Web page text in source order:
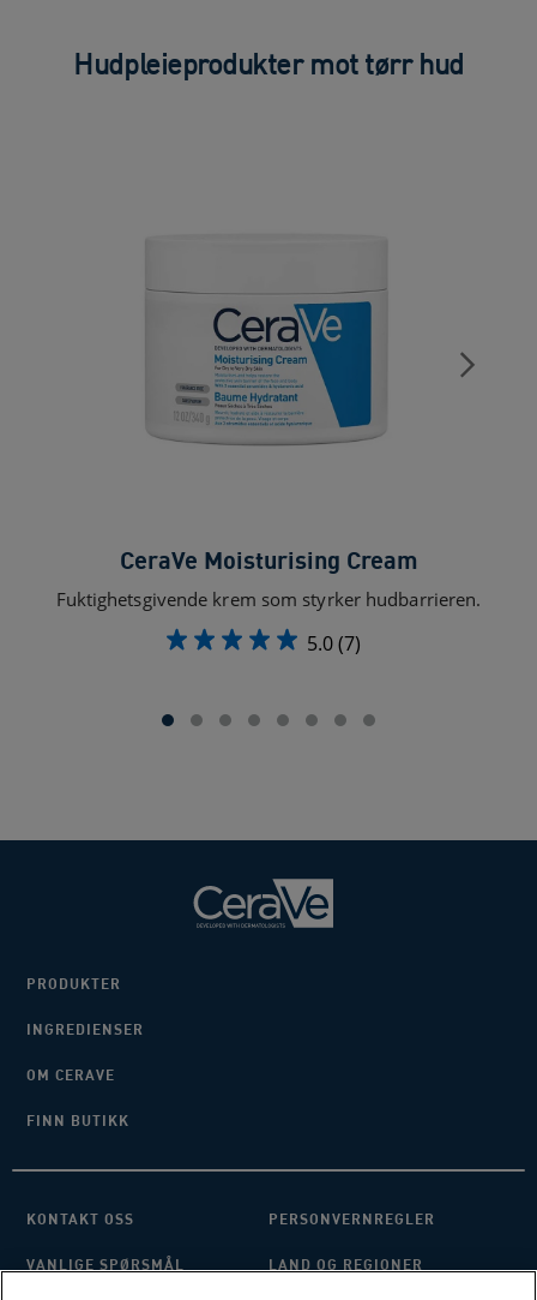
Hudpleieprodukter mot tørr hud
CeraVe Moisturising Cream
Fuktighetsgivende krem som styrker hudbarrieren.
5.0(7)
PRODUKTER
INGREDIENSER
OM CERAVE
FINN BUTIKK
KONTAKT OSS PERSONVERNREGLER
VANLIGE SPØRSMÅL LAND OG REGIONER